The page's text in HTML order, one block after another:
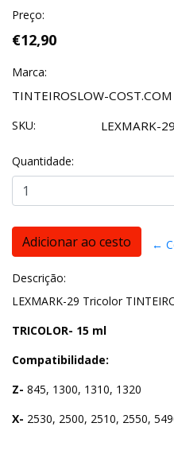
Preço:
€12,90
Marca:
TINTEIROSLOW-COST.COM
SKU: LEXMARK-29
Quantidade:
←
Descrição:
LEXMARK-29 Tricolor
TRICOLOR- 15 ml
Compatibilidade:
Z- 845, 1300, 1310, 1320
X- 2530, 2500, 2510, 2550,